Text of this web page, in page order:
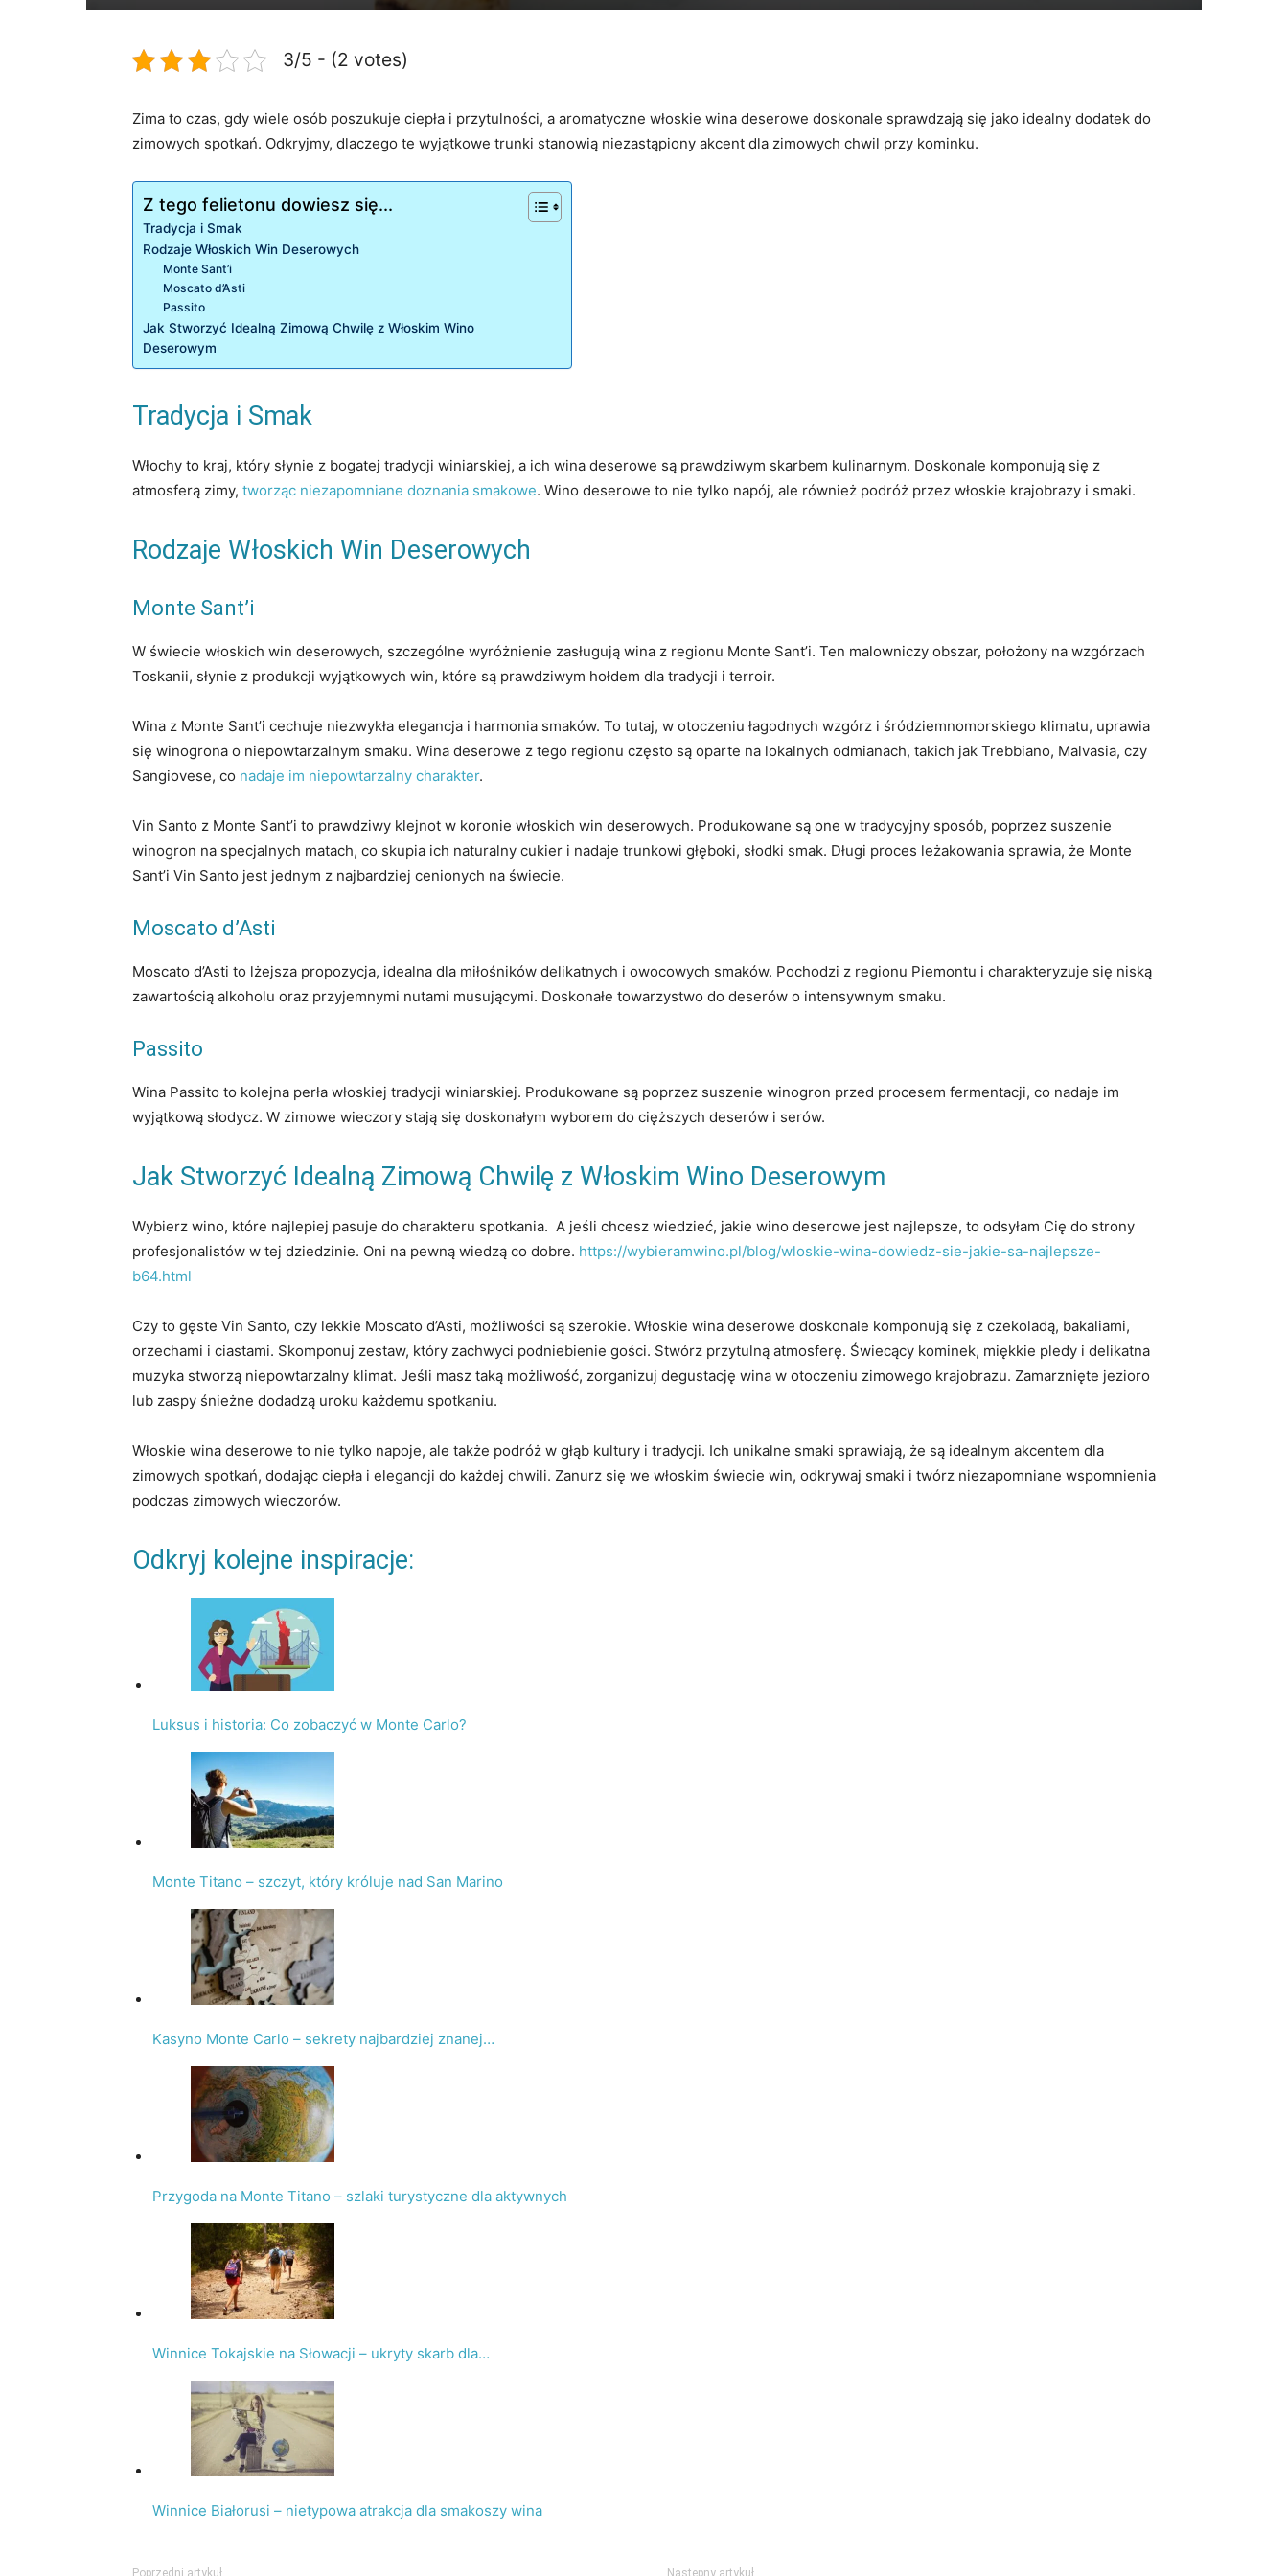
3/5 - (2 votes)
Zima to czas, gdy wiele osób poszukuje ciepła i przytulności, a aromatyczne włoskie wina deserowe doskonale sprawdzają się jako idealny dodatek do
zimowych spotkań. Odkryjmy, dlaczego te wyjątkowe trunki stanowią niezastąpiony akcent dla zimowych chwil przy kominku.
Z tego felietonu dowiesz się...
Tradycja i Smak
Rodzaje Włoskich Win Deserowych
Monte Sant’i
Moscato d’Asti
Passito
Jak Stworzyć Idealną Zimową Chwilę z Włoskim Wino
Deserowym
Tradycja i Smak
Włochy to kraj, który słynie z bogatej tradycji winiarskiej, a ich wina deserowe są prawdziwym skarbem kulinarnym. Doskonale komponują się z
atmosferą zimy, tworząc niezapomniane doznania smakowe. Wino deserowe to nie tylko napój, ale również podróż przez włoskie krajobrazy i smaki.
Rodzaje Włoskich Win Deserowych
Monte Sant’i
W świecie włoskich win deserowych, szczególne wyróżnienie zasługują wina z regionu Monte Sant’i. Ten malowniczy obszar, położony na wzgórzach
Toskanii, słynie z produkcji wyjątkowych win, które są prawdziwym hołdem dla tradycji i terroir.
Wina z Monte Sant’i cechuje niezwykła elegancja i harmonia smaków. To tutaj, w otoczeniu łagodnych wzgórz i śródziemnomorskiego klimatu, uprawia
się winogrona o niepowtarzalnym smaku. Wina deserowe z tego regionu często są oparte na lokalnych odmianach, takich jak Trebbiano, Malvasia, czy
Sangiovese, co nadaje im niepowtarzalny charakter.
Vin Santo z Monte Sant’i to prawdziwy klejnot w koronie włoskich win deserowych. Produkowane są one w tradycyjny sposób, poprzez suszenie
winogron na specjalnych matach, co skupia ich naturalny cukier i nadaje trunkowi głęboki, słodki smak. Długi proces leżakowania sprawia, że Monte
Sant’i Vin Santo jest jednym z najbardziej cenionych na świecie.
Moscato d’Asti
Moscato d’Asti to lżejsza propozycja, idealna dla miłośników delikatnych i owocowych smaków. Pochodzi z regionu Piemontu i charakteryzuje się niską
zawartością alkoholu oraz przyjemnymi nutami musującymi. Doskonałe towarzystwo do deserów o intensywnym smaku.
Passito
Wina Passito to kolejna perła włoskiej tradycji winiarskiej. Produkowane są poprzez suszenie winogron przed procesem fermentacji, co nadaje im
wyjątkową słodycz. W zimowe wieczory stają się doskonałym wyborem do cięższych deserów i serów.
Jak Stworzyć Idealną Zimową Chwilę z Włoskim Wino Deserowym
Wybierz wino, które najlepiej pasuje do charakteru spotkania. A jeśli chcesz wiedzieć, jakie wino deserowe jest najlepsze, to odsyłam Cię do strony
profesjonalistów w tej dziedzinie. Oni na pewną wiedzą co dobre. https://wybieramwino.pl/blog/wloskie-wina-dowiedz-sie-jakie-sa-najlepsze-
b64.html
Czy to gęste Vin Santo, czy lekkie Moscato d’Asti, możliwości są szerokie. Włoskie wina deserowe doskonale komponują się z czekoladą, bakaliami,
orzechami i ciastami. Skomponuj zestaw, który zachwyci podniebienie gości. Stwórz przytulną atmosferę. Świecący kominek, miękkie pledy i delikatna
muzyka stworzą niepowtarzalny klimat. Jeśli masz taką możliwość, zorganizuj degustację wina w otoczeniu zimowego krajobrazu. Zamarznięte jezioro
lub zaspy śnieżne dodadzą uroku każdemu spotkaniu.
Włoskie wina deserowe to nie tylko napoje, ale także podróż w głąb kultury i tradycji. Ich unikalne smaki sprawiają, że są idealnym akcentem dla
zimowych spotkań, dodając ciepła i elegancji do każdej chwili. Zanurz się we włoskim świecie win, odkrywaj smaki i twórz niezapomniane wspomnienia
podczas zimowych wieczorów.
Odkryj kolejne inspiracje:
Luksus i historia: Co zobaczyć w Monte Carlo?
Monte Titano – szczyt, który króluje nad San Marino
Kasyno Monte Carlo – sekrety najbardziej znanej…
Przygoda na Monte Titano – szlaki turystyczne dla aktywnych
Winnice Tokajskie na Słowacji – ukryty skarb dla…
Winnice Białorusi – nietypowa atrakcja dla smakoszy wina
Poprzedni artykuł Następny artykuł